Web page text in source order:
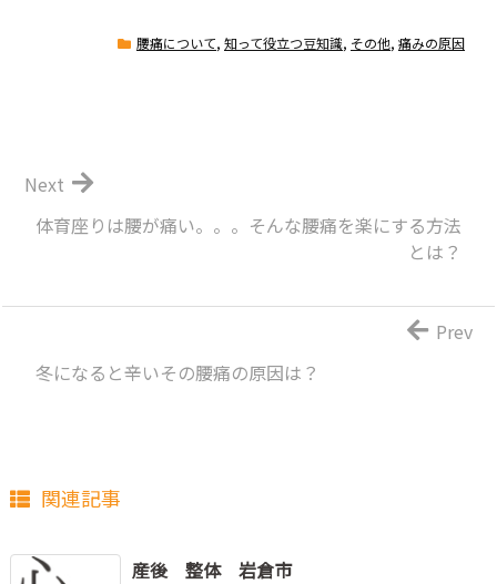
腰痛について, 知って役立つ豆知識, その他, 痛みの原因
体育座りは腰が痛い。。。そんな腰痛を楽にする方法
とは？
Next
冬になると辛いその腰痛の原因は？
Prev
関連記事
産後 整体 岩倉市